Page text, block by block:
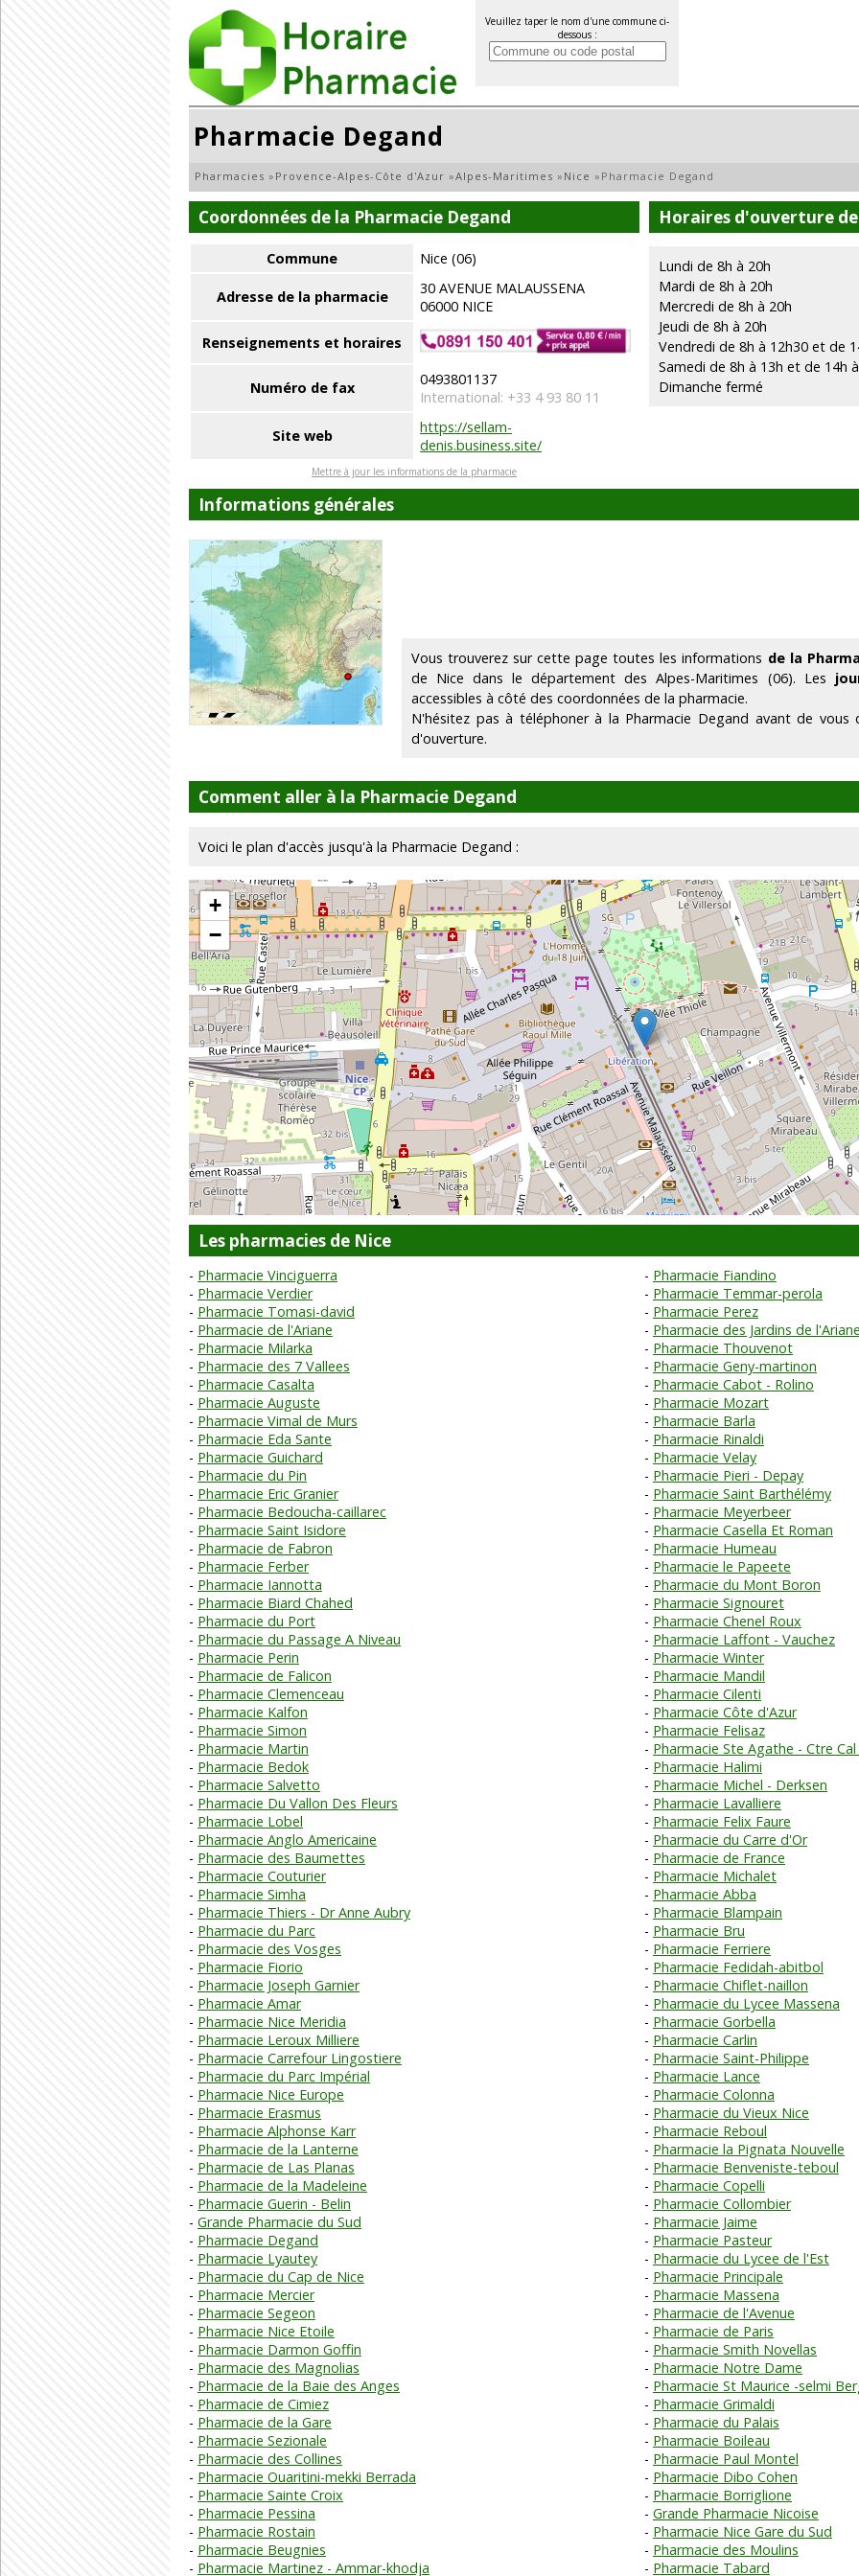
Veuillez taper le nom d'une commune ci-
dessous :
Pharmacie Degand
Pharmacies » Provence-Alpes-Côte d'Azur »Alpes-Maritimes » Nice » Pharmacie Degand
Coordonnées de la Pharmacie Degand
Commune Nice (06)
Adresse de la pharmacie
30 AVENUE MALAUSSENA
06000 NICE
Renseignements et horaires
Numéro de fax
0493801137
International: +33 4 93 80 11
Site web
https://sellam-
denis.business.site/
Mettre à jour les informations de la pharmacie
Horaires d'ouverture
Lundi de 8h à 20h
Mardi de 8h à 20h
Mercredi de 8h à 20h
Jeudi de 8h à 20h
Vendredi de 8h à 12h30 et de
Samedi de 8h à 13h et de 14h
Dimanche fermé
Informations générales
Vous trouverez sur cette page toutes les informations de la
de Nice dans le département des Alpes-Maritimes (06). Les
accessibles à côté des coordonnées de la pharmacie.
N'hésitez pas à téléphoner à la Pharmacie Degand avant de
d'ouverture.
Comment aller à la Pharmacie Degand
Voici le plan d'accès jusqu'à la Pharmacie Degand :
+
−
Les pharmacies de Nice
Pharmacie Vinciguerra
Pharmacie Fiandino
Pharmacie Verdier
Pharmacie Temmar-perola
Pharmacie Tomasi-david
Pharmacie Perez
Pharmacie de l'Ariane
Pharmacie des Jardins de
Pharmacie Milarka
Pharmacie Thouvenot
Pharmacie des 7 Vallees
Pharmacie Geny-martinon
Pharmacie Casalta
Pharmacie Cabot - Rolino
Pharmacie Auguste
Pharmacie Mozart
Pharmacie Vimal de Murs
Pharmacie Barla
Pharmacie Eda Sante
Pharmacie Rinaldi
Pharmacie Guichard
Pharmacie Velay
Pharmacie du Pin
Pharmacie Pieri - Depay
Pharmacie Eric Granier
Pharmacie Saint Barthélémy
Pharmacie Bedoucha-caillarec
Pharmacie Meyerbeer
Pharmacie Saint Isidore
Pharmacie Casella Et Roman
Pharmacie de Fabron
Pharmacie Humeau
Pharmacie Ferber
Pharmacie le Papeete
Pharmacie Iannotta
Pharmacie du Mont Boron
Pharmacie Biard Chahed
Pharmacie Signouret
Pharmacie du Port
Pharmacie Chenel Roux
Pharmacie du Passage A Niveau
Pharmacie Laffont - Vauchez
Pharmacie Perin
Pharmacie Winter
Pharmacie de Falicon
Pharmacie Mandil
Pharmacie Clemenceau
Pharmacie Cilenti
Pharmacie Kalfon
Pharmacie Côte d'Azur
Pharmacie Simon
Pharmacie Felisaz
Pharmacie Martin
Pharmacie Ste Agathe - Ctre
Pharmacie Bedok
Pharmacie Halimi
Pharmacie Salvetto
Pharmacie Michel - Derksen
Pharmacie Du Vallon Des Fleurs
Pharmacie Lavalliere
Pharmacie Lobel
Pharmacie Felix Faure
Pharmacie Anglo Americaine
Pharmacie du Carre d'Or
Pharmacie des Baumettes
Pharmacie de France
Pharmacie Couturier
Pharmacie Michalet
Pharmacie Simha
Pharmacie Abba
Pharmacie Thiers - Dr Anne Aubry
Pharmacie Blampain
Pharmacie du Parc
Pharmacie Bru
Pharmacie des Vosges
Pharmacie Ferriere
Pharmacie Fiorio
Pharmacie Fedidah-abitbol
Pharmacie Joseph Garnier
Pharmacie Chiflet-naillon
Pharmacie Amar
Pharmacie du Lycee Massena
Pharmacie Nice Meridia
Pharmacie Gorbella
Pharmacie Leroux Milliere
Pharmacie Carlin
Pharmacie Carrefour Lingostiere
Pharmacie Saint-Philippe
Pharmacie du Parc Impérial
Pharmacie Lance
Pharmacie Nice Europe
Pharmacie Colonna
Pharmacie Erasmus
Pharmacie du Vieux Nice
Pharmacie Alphonse Karr
Pharmacie Reboul
Pharmacie de la Lanterne
Pharmacie la Pignata Nouvelle
Pharmacie de Las Planas
Pharmacie Benveniste-teboul
Pharmacie de la Madeleine
Pharmacie Copelli
Pharmacie Guerin - Belin
Pharmacie Collombier
Grande Pharmacie du Sud
Pharmacie Jaime
Pharmacie Degand
Pharmacie Pasteur
Pharmacie Lyautey
Pharmacie du Lycee de l'Est
Pharmacie du Cap de Nice
Pharmacie Principale
Pharmacie Mercier
Pharmacie Massena
Pharmacie Segeon
Pharmacie de l'Avenue
Pharmacie Nice Etoile
Pharmacie de Paris
Pharmacie Darmon Goffin
Pharmacie Smith Novellas
Pharmacie des Magnolias
Pharmacie Notre Dame
Pharmacie de la Baie des Anges
Pharmacie St Maurice -selmi
Pharmacie de Cimiez
Pharmacie Grimaldi
Pharmacie de la Gare
Pharmacie du Palais
Pharmacie Sezionale
Pharmacie Boileau
Pharmacie des Collines
Pharmacie Paul Montel
Pharmacie Ouaritini-mekki Berrada
Pharmacie Dibo Cohen
Pharmacie Sainte Croix
Pharmacie Borriglione
Pharmacie Pessina
Grande Pharmacie Nicoise
Pharmacie Rostain
Pharmacie Nice Gare du Sud
Pharmacie Beugnies
Pharmacie des Moulins
Pharmacie Martinez - Ammar-khodja
Pharmacie Tabard